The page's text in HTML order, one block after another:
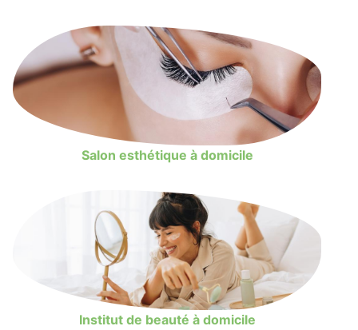
Salon esthétique à domicile
Institut de beauté à domicile